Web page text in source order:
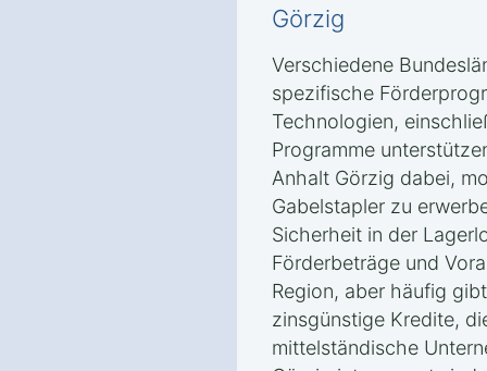
Görzig
Verschiedene
spezifische
Technologien,
Programme
Anhalt Görzig dabei,
Gabelstapler zu
Sicherheit in der
Förderbeträge und
Region, aber häufig
zinsgünstige Kredite,
mittelständische